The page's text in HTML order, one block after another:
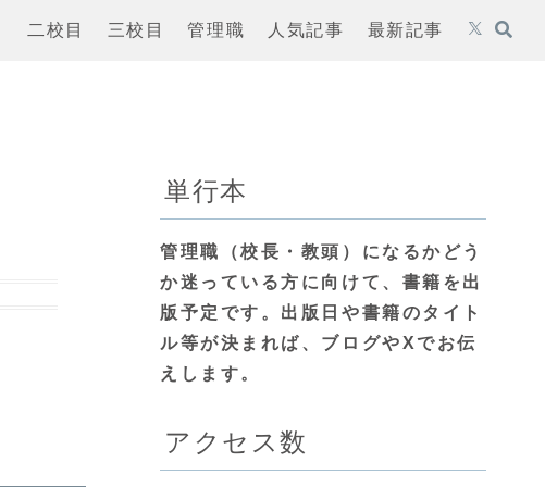
二校目 三校目 管理職 人気記事 最新記事
単行本
管理職（校長・教頭）になるかどう
か迷っている方に向けて、書籍を出
版予定です。出版日や書籍のタイト
ル等が決まれば、ブログやXでお伝
えします。
アクセス数